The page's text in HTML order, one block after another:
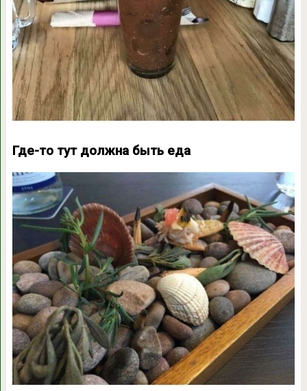
Где-то тут должна быть еда